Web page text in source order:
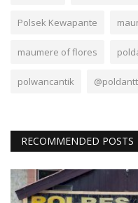
Polsek Kewapante
maumere of flores
polwancantik @poldantt
RECOMMENDED POSTS